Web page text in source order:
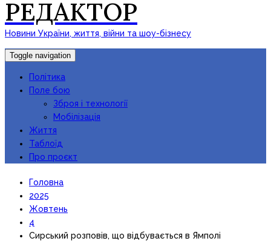
РЕДАКТОР
Новини України, життя, війни та шоу-бізнесу
Toggle navigation
Політика
Поле бою
Зброя і технології
Мобілізація
Життя
Таблоїд
Про проєкт
Головна
2025
Жовтень
4
Сирський розповів, що відбувається в Ямполі